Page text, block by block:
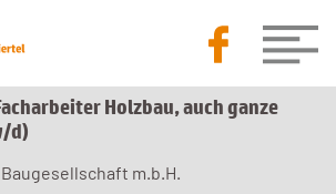
Holzbau, auch ganze
d)
Baugesellschaft m.b.H.